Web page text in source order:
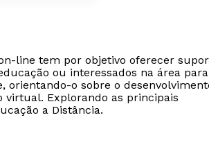
line tem por objetivo oferecer
ou interessados na área
o sobre o
virtual. Explorando as principais
a Distância.